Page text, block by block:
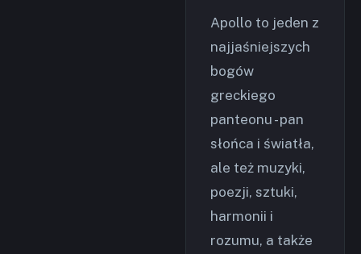
Apollo to jeden z
najjaśniejszych
bogów
greckiego
panteonu - pan
słońca i światła,
ale też muzyki,
poezji, sztuki,
harmonii i
rozumu, a także